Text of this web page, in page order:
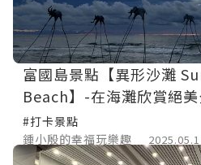
富國島景點【異形沙灘
Beach】-在海灘欣賞絕
裝置藝術。再去【金剛超
禮，全島最大超市，越南
#打卡景點
鍾小殷的幸福玩樂趣